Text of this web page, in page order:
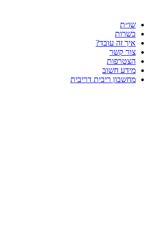
שו״ת
כשרות
איך זה עובד?
צור קשר
הצטרפות
מידע חשוב
מחשבון ריבית דריבית